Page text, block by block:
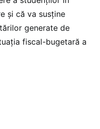
și că va susține
generate de
fiscal-bugetară a